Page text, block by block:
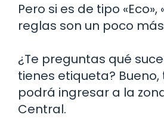
Pero si es de tipo «Eco»,
reglas son un poco
¿Te preguntas qué
tienes etiqueta?
podrá ingresar a la
Central.